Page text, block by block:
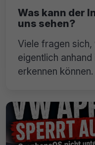
Was kann der
uns sehen?
Viele fragen
eigentlich
erkennen